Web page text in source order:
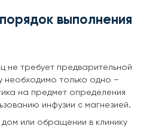
выполнения
не требует предварительной
необходимо только одно –
на предмет определения
инфузии с магнезией.
или обращении в клинику